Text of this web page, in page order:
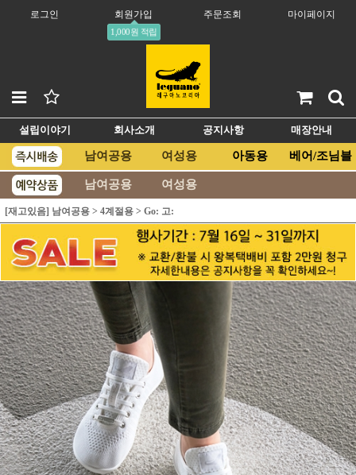
로그인 회원가입
1,000원 적립
주문조회 마이페이지
설립이야기 회사소개 공지사항 매장안내
남여공용 여성용 아동용 베어/조님블
남여공용 여성용
[재고있음] 남여공용 > 4계절용 > Go: 고: